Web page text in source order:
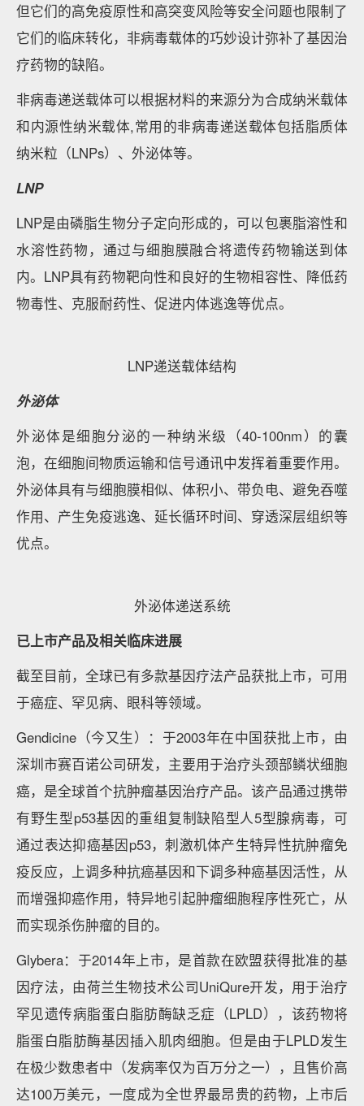
但它们的高免疫原性和高突变风险等安全问题也限制了
它们的临床转化，非病毒载体的巧妙设计弥补了基因治
疗药物的缺陷。
非病毒递送载体可以根据材料的来源分为合成纳米载体
和内源性纳米载体,常用的非病毒递送载体包括脂质体
纳米粒（LNPs）、外泌体等。
LNP
LNP是由磷脂生物分子定向形成的，可以包裹脂溶性和
水溶性药物，通过与细胞膜融合将遗传药物输送到体
内。LNP具有药物靶向性和良好的生物相容性、降低药
物毒性、克服耐药性、促进内体逃逸等优点。
LNP递送载体结构
外泌体
外泌体是细胞分泌的一种纳米级（40-100nm）的囊
泡，在细胞间物质运输和信号通讯中发挥着重要作用。
外泌体具有与细胞膜相似、体积小、带负电、避免吞噬
作用、产生免疫逃逸、延长循环时间、穿透深层组织等
优点。
外泌体递送系统
已上市产品及相关临床进展
截至目前，全球已有多款基因疗法产品获批上市，可用
于癌症、罕见病、眼科等领域。
Gendicine（今又生）：于2003年在中国获批上市，由
深圳市赛百诺公司研发，主要用于治疗头颈部鳞状细胞
癌，是全球首个抗肿瘤基因治疗产品。该产品通过携带
有野生型p53基因的重组复制缺陷型人5型腺病毒，可
通过表达抑癌基因p53，刺激机体产生特异性抗肿瘤免
疫反应，上调多种抗癌基因和下调多种癌基因活性，从
而增强抑癌作用，特异地引起肿瘤细胞程序性死亡，从
而实现杀伤肿瘤的目的。
Glybera：于2014年上市，是首款在欧盟获得批准的基
因疗法，由荷兰生物技术公司UniQure开发，用于治疗
罕见遗传病脂蛋白脂肪酶缺乏症（LPLD），该药物将
脂蛋白脂肪酶基因插入肌肉细胞。但是由于LPLD发生
在极少数患者中（发病率仅为百万分之一），且售价高
达100万美元，一度成为全世界最昂贵的药物，上市后